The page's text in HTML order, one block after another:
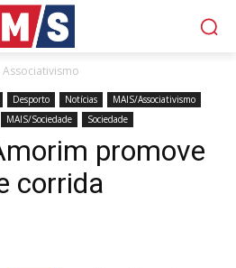
Associativismo
Desporto Notícias
MAIS/Associativismo
MAIS/Sociedade Sociedade
promove
corrida